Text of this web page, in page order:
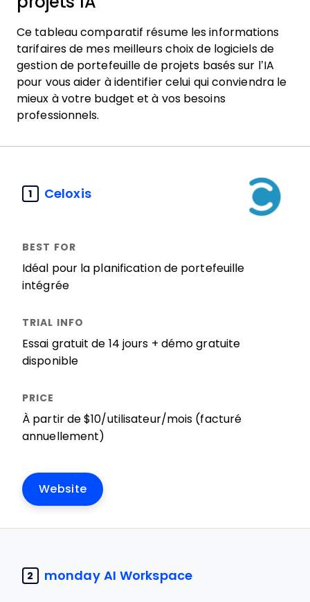
Ce tableau comparatif résume les informations
tarifaires de mes meilleurs choix de logiciels de
gestion de portefeuille de projets basés sur l’IA
pour vous aider à identifier celui qui conviendra le
mieux à votre budget et à vos besoins
professionnels.
1 Celoxis
Idéal pour la planification de portefeuille
intégrée
Essai gratuit de 14 jours + démo gratuite
disponible
À partir de $10/utilisateur/mois (facturé
annuellement)
Website
2 monday AI Workspace